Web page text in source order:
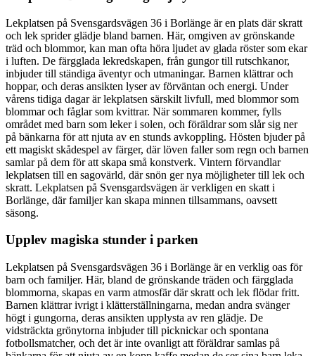
Lekplatsen på Svensgardsvägen 36 i Borlänge är en plats där skratt
och lek sprider glädje bland barnen. Här, omgiven av grönskande
träd och blommor, kan man ofta höra ljudet av glada röster som ekar
i luften. De färgglada lekredskapen, från gungor till rutschkanor,
inbjuder till ständiga äventyr och utmaningar. Barnen klättrar och
hoppar, och deras ansikten lyser av förväntan och energi. Under
vårens tidiga dagar är lekplatsen särskilt livfull, med blommor som
blommar och fåglar som kvittrar. När sommaren kommer, fylls
området med barn som leker i solen, och föräldrar som slår sig ner
på bänkarna för att njuta av en stunds avkoppling. Hösten bjuder på
ett magiskt skådespel av färger, där löven faller som regn och barnen
samlar på dem för att skapa små konstverk. Vintern förvandlar
lekplatsen till en sagovärld, där snön ger nya möjligheter till lek och
skratt. Lekplatsen på Svensgardsvägen är verkligen en skatt i
Borlänge, där familjer kan skapa minnen tillsammans, oavsett
säsong.
Upplev magiska stunder i parken
Lekplatsen på Svensgardsvägen 36 i Borlänge är en verklig oas för
barn och familjer. Här, bland de grönskande träden och färgglada
blommorna, skapas en varm atmosfär där skratt och lek flödar fritt.
Barnen klättrar ivrigt i klätterställningarna, medan andra svänger
högt i gungorna, deras ansikten upplysta av ren glädje. De
vidsträckta grönytorna inbjuder till picknickar och spontana
fotbollsmatcher, och det är inte ovanligt att föräldrar samlas på